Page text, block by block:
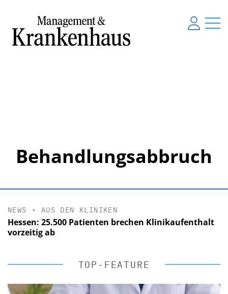
Behandlungsabbruch
NEWS • AUS DEN KLINIKEN
Hessen: 25.500 Patienten brechen Klinikaufenthalt
vorzeitig ab
TOP-FEATURE